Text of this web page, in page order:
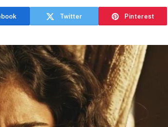
Twitter Pinterest